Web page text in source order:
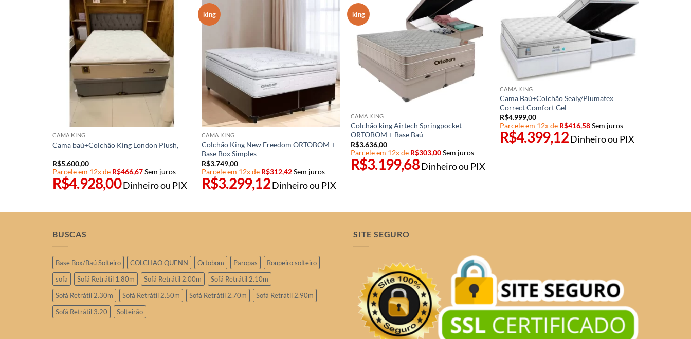
CAMA KING
Cama baú+Colchão King London Plush,
R$5.600,00
Parcele em 12x de R$466,67Sem juros
R$4.928,00Dinheiro ou PIX
king
CAMA KING
Colchão King New Freedom ORTOBOM +
Base Box Simples
R$3.749,00
Parcele em 12x de R$312,42Sem juros
R$3.299,12Dinheiro ou PIX
king
CAMA KING
Colchão king Airtech Springpocket
ORTOBOM + Base Baú
R$3.636,00
Parcele em 12x de R$303,00Sem juros
R$3.199,68Dinheiro ou PIX
CAMA KING
Cama Baú+Colchão Sealy/Plumatex
Correct Comfort Gel
R$4.999,00
Parcele em 12x de R$416,58Sem juros
R$4.399,12Dinheiro ou PIX
BUSCAS
Base Box/Baú Solteiro COLCHAO QUENN Ortobom Paropas
Roupeiro solteiro
sofa
Sofá Retrátil 1.80m Sofá Retrátil 2.00m
Sofá Retrátil 2.10m
Sofá Retrátil 2.30m
Sofá Retrátil 2.50m Sofá Retrátil 2.70m
Sofá Retrátil 2.90m
Sofá Retrátil 3.20
Solteirão
SITE SEGURO